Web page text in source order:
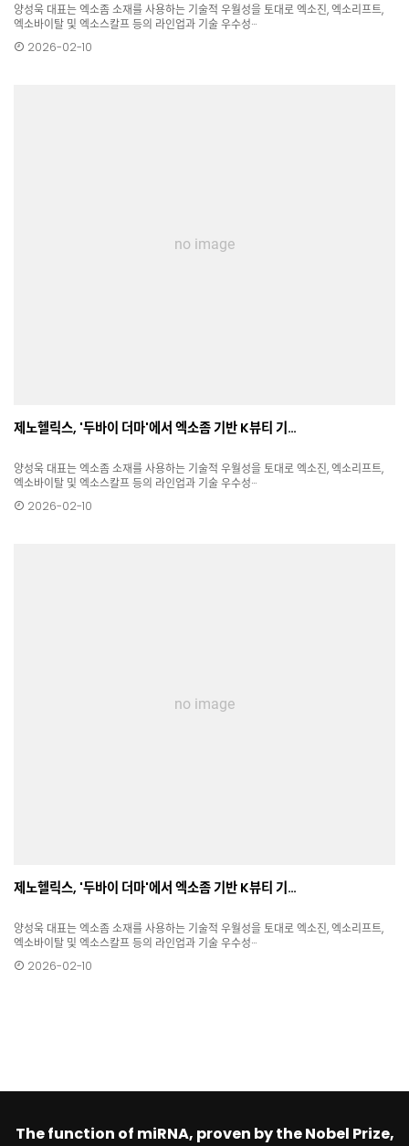
양성욱 대표는 엑소좀 소재를 사용하는 기술적 우월성을 토대로 엑소진, 엑소리프트,
엑소바이탈 및 엑소스칼프 등의 라인업과 기술 우수성···
2026-02-10
no image
제노헬릭스, '두바이 더마'에서 엑소좀 기반 K뷰티 기…
양성욱 대표는 엑소좀 소재를 사용하는 기술적 우월성을 토대로 엑소진, 엑소리프트,
엑소바이탈 및 엑소스칼프 등의 라인업과 기술 우수성···
2026-02-10
no image
제노헬릭스, '두바이 더마'에서 엑소좀 기반 K뷰티 기…
양성욱 대표는 엑소좀 소재를 사용하는 기술적 우월성을 토대로 엑소진, 엑소리프트,
엑소바이탈 및 엑소스칼프 등의 라인업과 기술 우수성···
2026-02-10
The function of miRNA, proven by the Nobel Prize,